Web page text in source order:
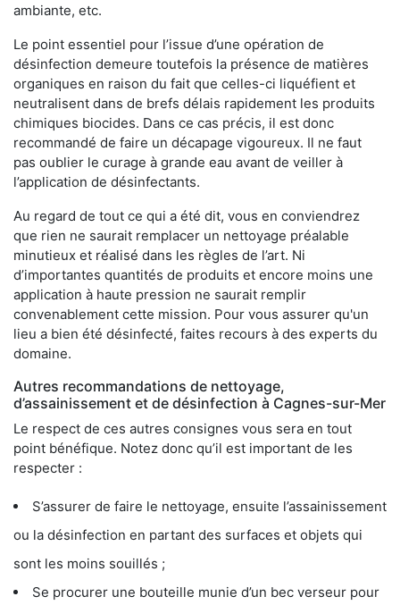
ambiante, etc.
Le point essentiel pour l’issue d’une opération de
désinfection demeure toutefois la présence de matières
organiques en raison du fait que celles-ci liquéfient et
neutralisent dans de brefs délais rapidement les produits
chimiques biocides. Dans ce cas précis, il est donc
recommandé de faire un décapage vigoureux. Il ne faut
pas oublier le curage à grande eau avant de veiller à
l’application de désinfectants.
Au regard de tout ce qui a été dit, vous en conviendrez
que rien ne saurait remplacer un nettoyage préalable
minutieux et réalisé dans les règles de l’art. Ni
d’importantes quantités de produits et encore moins une
application à haute pression ne saurait remplir
convenablement cette mission. Pour vous assurer qu'un
lieu a bien été désinfecté, faites recours à des experts du
domaine.
Autres recommandations de nettoyage,
d’assainissement et de désinfection à Cagnes-sur-Mer
Le respect de ces autres consignes vous sera en tout
point bénéfique. Notez donc qu’il est important de les
respecter :
S’assurer de faire le nettoyage, ensuite l’assainissement
ou la désinfection en partant des surfaces et objets qui
sont les moins souillés ;
Se procurer une bouteille munie d’un bec verseur pour